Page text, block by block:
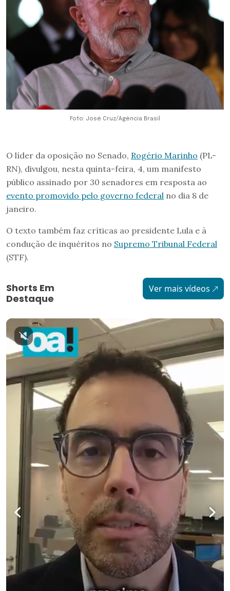
Foto: José Cruz/Agência Brasil
O líder da oposição no Senado, Rogério Marinho (PL-
RN), divulgou, nesta quinta-feira, 4, um manifesto
público assinado por 30 senadores em resposta ao
evento promovido pelo governo federal no dia 8 de
janeiro.
O texto também faz críticas ao presidente Lula e à
condução de inquéritos no Supremo Tribunal Federal
(STF).
Shorts Em
Destaque
Ver mais vídeos